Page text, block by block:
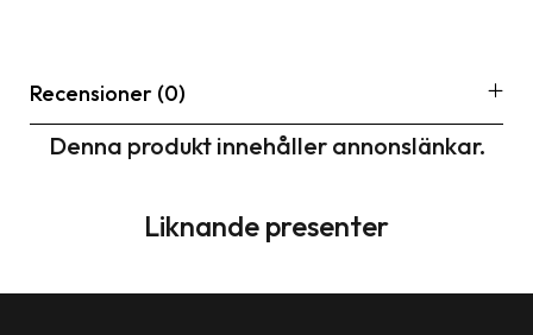
Recensioner (0)
Denna produkt innehåller annonslänkar.
Liknande presenter